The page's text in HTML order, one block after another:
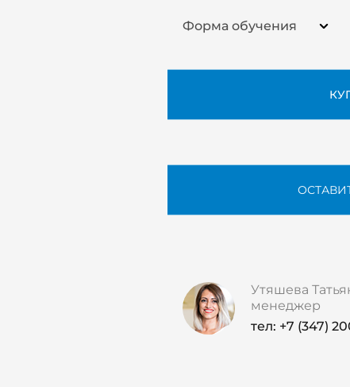
Форма обучения
Утяшева
менеджер
тел: +7 (347)